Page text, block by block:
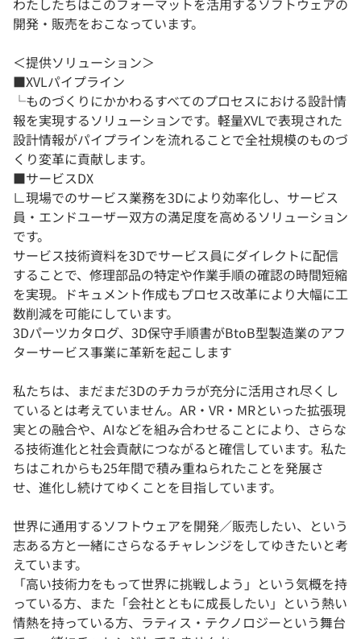
わたしたちはこのフォーマットを活用するソフトウェアの
開発・販売をおこなっています。
＜提供ソリューション＞
■XVLパイプライン
└ものづくりにかかわるすべてのプロセスにおける設計情
報を実現するソリューションです。軽量XVLで表現された
設計情報がパイプラインを流れることで全社規模のものづ
くり変革に貢献します。
■サービスDX
∟現場でのサービス業務を3Dにより効率化し、サービス
員・エンドユーザー双方の満足度を高めるソリューション
です。
サービス技術資料を3Dでサービス員にダイレクトに配信
することで、修理部品の特定や作業手順の確認の時間短縮
を実現。ドキュメント作成もプロセス改革により大幅に工
数削減を可能にしています。
3Dパーツカタログ、3D保守手順書がBtoB型製造業のアフ
ターサービス事業に革新を起こします
私たちは、まだまだ3Dのチカラが充分に活用され尽くし
ているとは考えていません。AR・VR・MRといった拡張現
実との融合や、AIなどを組み合わせることにより、さらな
る技術進化と社会貢献につながると確信しています。私た
ちはこれからも25年間で積み重ねられたことを発展さ
せ、進化し続けてゆくことを目指しています。
世界に通用するソフトウェアを開発／販売したい、という
志ある方と一緒にさらなるチャレンジをしてゆきたいと考
えています。
「高い技術力をもって世界に挑戦しよう」という気概を持
っている方、また「会社とともに成長したい」という熱い
情熱を持っている方、ラティス・テクノロジーという舞台